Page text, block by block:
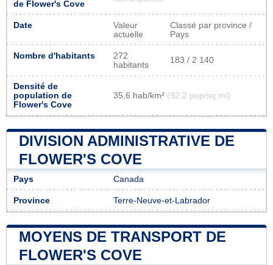
de Flower's Cove
Date
Valeur
actuelle
Classé par province /
Pays
Nombre d'habitants
272
habitants
183 / 2 140
Densité de
population de
Flower's Cove
35,6 hab/km² (92,2 pop/sq mi)
DIVISION ADMINISTRATIVE DE
FLOWER'S COVE
Pays Canada
Province Terre-Neuve-et-Labrador
MOYENS DE TRANSPORT DE
FLOWER'S COVE